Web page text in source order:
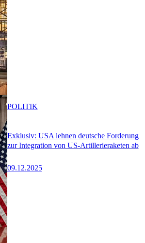
Exklusiv: USA lehnen deutsche Forderung
zur Integration von US-Artillerieraketen ab
09.12.2025
POLITIK